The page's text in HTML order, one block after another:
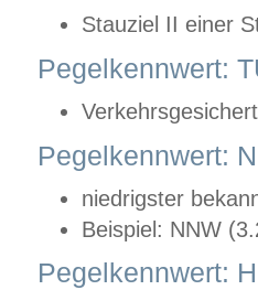
Stauziel II einer
Pegelkennwert:
Pegelkennwert:
niedrigster
Beispiel: NNW
Pegelkennwert: